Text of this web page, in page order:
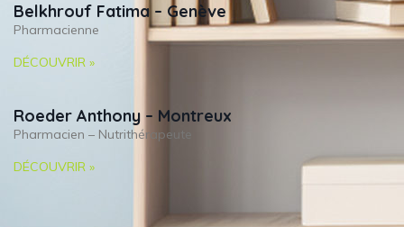
Belkhrouf Fatima – Genève
Pharmacienne
DÉCOUVRIR »
Roeder Anthony – Montreux
Pharmacien – Nutrithérapeute
DÉCOUVRIR »